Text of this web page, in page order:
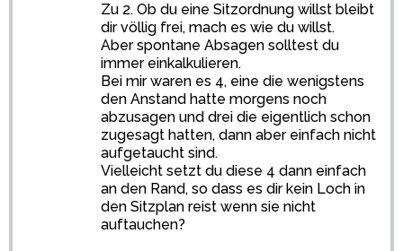
Zu 2. Ob du eine Sitzordnung willst bleibt
dir völlig frei, mach es wie du willst.
Aber spontane Absagen solltest du
immer einkalkulieren.
Bei mir waren es 4, eine die wenigstens
den Anstand hatte morgens noch
abzusagen und drei die eigentlich schon
zugesagt hatten, dann aber einfach nicht
aufgetaucht sind.
Vielleicht setzt du diese 4 dann einfach
an den Rand, so dass es dir kein Loch in
den Sitzplan reist wenn sie nicht
auftauchen?